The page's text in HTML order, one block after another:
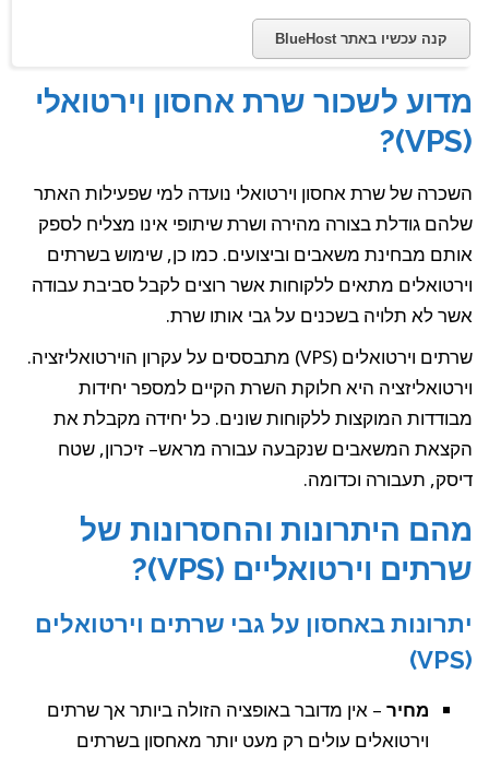
קנה עכשיו באתר BlueHost
מדוע לשכור שרת אחסון וירטואלי
(VPS)?
השכרה של שרת אחסון וירטואלי נועדה למי שפעילות האתר
שלהם גודלת בצורה מהירה ושרת שיתופי אינו מצליח לספק
אותם מבחינת משאבים וביצועים. כמו כן, שימוש בשרתים
וירטואלים מתאים ללקוחות אשר רוצים לקבל סביבת עבודה
אשר לא תלויה בשכנים על גבי אותו שרת.
שרתים וירטואלים (VPS) מתבססים על עקרון הוירטואליזציה.
וירטואליזציה היא חלוקת השרת הקיים למספר יחידות
מבודדות המוקצות ללקוחות שונים. כל יחידה מקבלת את
הקצאת המשאבים שנקבעה עבורה מראש– זיכרון, שטח
דיסק, תעבורה וכדומה.
מהם היתרונות והחסרונות של
שרתים וירטואליים (VPS)?
יתרונות באחסון על גבי שרתים וירטואלים
(VPS)
מחיר – אין מדובר באופציה הזולה ביותר אך שרתים
וירטואלים עולים רק מעט יותר מאחסון בשרתים